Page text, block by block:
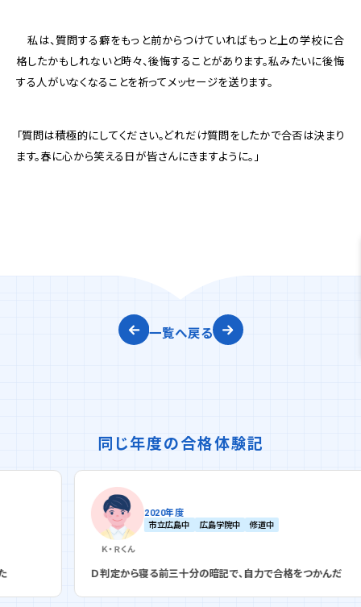
私は、質問する癖をもっと前からつけていればもっと上の学校に合
格したかもしれないと時々、後悔することがあります。私みたいに後悔
する人がいなくなることを祈ってメッセージを送ります。
「質問は積極的にしてください。どれだけ質問をしたかで合否は決まり
ます。春に心から笑える日が皆さんにきますように。」
一覧へ戻る
同じ年度の合格体験記
2020年度
市立広島中 広島学院中 修道中
Ｄ判定から寝る前三十分の暗記で、自力で合格をつかんだ